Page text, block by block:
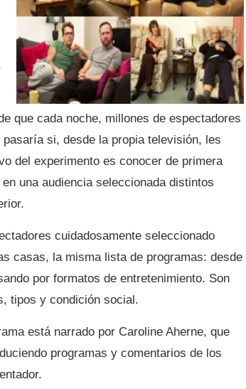
que cada noche, millones de espectadores
si, desde la propia televisión, les
del experimento es conocer de primera
una audiencia seleccionada distintos
cuidadosamente seleccionado
casas, la misma lista de programas: desde
por formatos de entretenimiento. Son
tipos y condición social.
está narrado por Caroline Aherne, que
programas y comentarios de los